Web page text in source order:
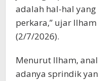
adalah hal-hal
perkara,” ujar
(2/7/2026).
Menurut Ilham,
adanya sprindik